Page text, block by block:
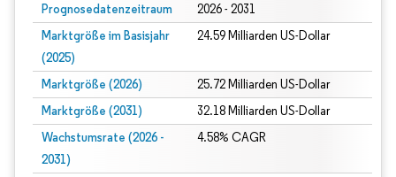
Prognosedatenzeitraum 2026 - 2031
Marktgröße im Basisjahr
(2025)
24.59 Milliarden US-Dollar
Marktgröße (2026) 25.72 Milliarden US-Dollar
Marktgröße (2031) 32.18 Milliarden US-Dollar
Wachstumsrate (2026 -
2031)
4.58% CAGR